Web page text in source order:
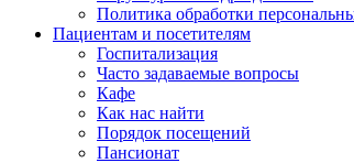
Политика обработки
Пациентам и посетителям
Госпитализация
Часто задаваемые вопросы
Кафе
Как нас найти
Порядок посещений
Пансионат